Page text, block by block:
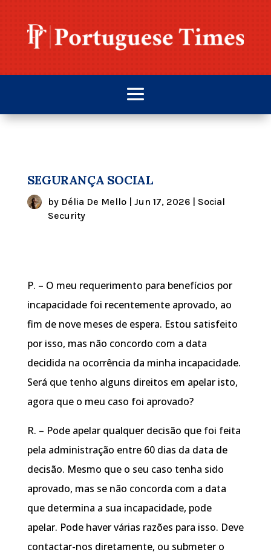
SEGURANÇA SOCIAL
by Délia De Mello| Jun 17, 2026| Social
Security
P. – O meu requerimento para benefícios por
incapacidade foi recentemente aprovado, ao
fim de nove meses de espera. Estou satisfeito
por isso, mas não concordo com a data
decidida na ocorrência da minha incapacidade.
Será que tenho alguns direitos em apelar isto,
agora que o meu caso foi aprovado?
R. – Pode apelar qualquer decisão que foi feita
pela administração entre 60 dias da data de
decisão. Mesmo que o seu caso tenha sido
aprovado, mas se não concorda com a data
que determina a sua incapacidade, pode
apelar. Pode haver várias razões para isso. Deve
contactar-nos diretamente, ou submeter o